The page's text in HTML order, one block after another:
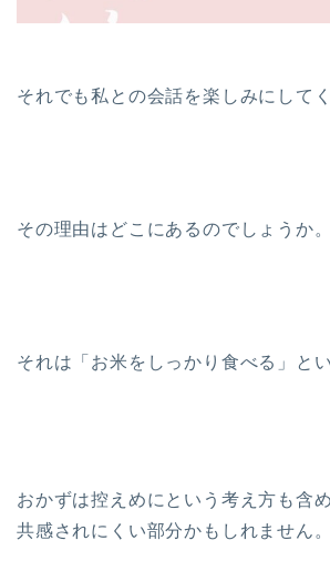
それでも私との会話を楽しみにしてく
その理由はどこにあるのでしょうか。
それは「お米をしっかり食べる」と
おかずは控えめにという考え方も含
共感されにくい部分かもしれません。